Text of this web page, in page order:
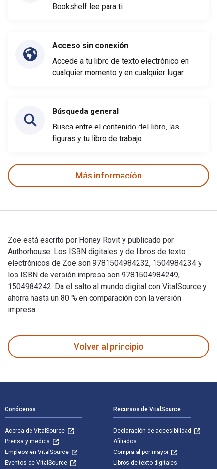
Bookshelf lee para ti
Acceso sin conexión
Accede a tu libro de texto electrónico en
cualquier momento y en cualquier lugar
Búsqueda general
Busca entre el contenido del libro, las
figuras y tu libro de trabajo
Más informacíón
Zoe está escrito por Honey Rovit y publicado por
Authorhouse. Los ISBN digitales y de libros de texto
electrónicos de Zoe son 9781504984232, 1504984234 y
los ISBN de versión impresa son 9781504984249,
1504984242. Da el salto al mundo digital con VitalSource y
ahorra hasta un 80 % en comparación con la versión
impresa.
Volver al principio
Conócenos
Acerca de VitalSource
Prensa y medios
Empleos en VitalSource
Eventos de VitalSource
Recursos de VitalSource
Declaración de accesibilidad
Afiliados
Compra al por mayor
Libros de texto digitales